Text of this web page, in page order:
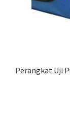
Perangkat Uji